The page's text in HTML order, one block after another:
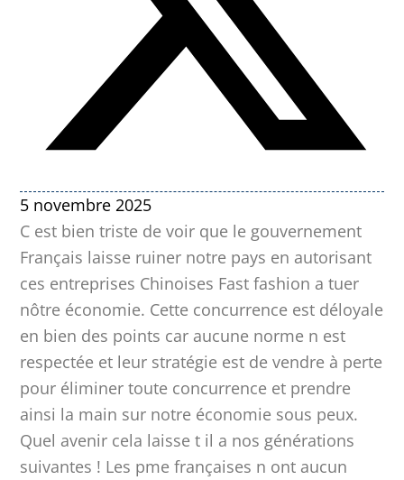
5 novembre 2025
C est bien triste de voir que le gouvernement
Français laisse ruiner notre pays en autorisant
ces entreprises Chinoises Fast fashion a tuer
nôtre économie. Cette concurrence est déloyale
en bien des points car aucune norme n est
respectée et leur stratégie est de vendre à perte
pour éliminer toute concurrence et prendre
ainsi la main sur notre économie sous peux.
Quel avenir cela laisse t il a nos générations
suivantes ! Les pme françaises n ont aucun